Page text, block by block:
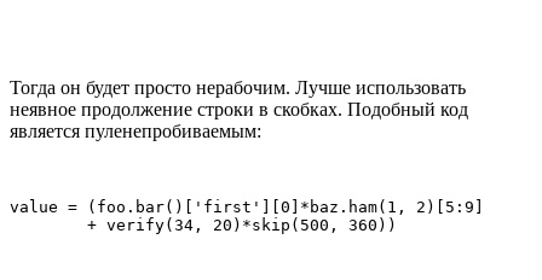
Тогда он будет просто нерабочим. Лучше использовать
неявное продолжение строки в скобках. Подобный код
является пуленепробиваемым:
value = (foo.bar()['first'][0]*baz.ham(1, 2)[5:9]